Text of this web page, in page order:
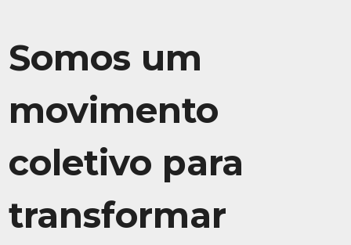
Somos um
movimento
coletivo para
transformar